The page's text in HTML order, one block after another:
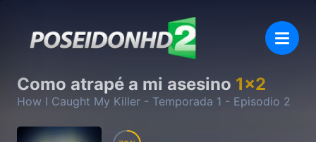
Como atrapé a mi asesino 1x2
How I Caught My Killer - Temporada 1 - Episodio 2